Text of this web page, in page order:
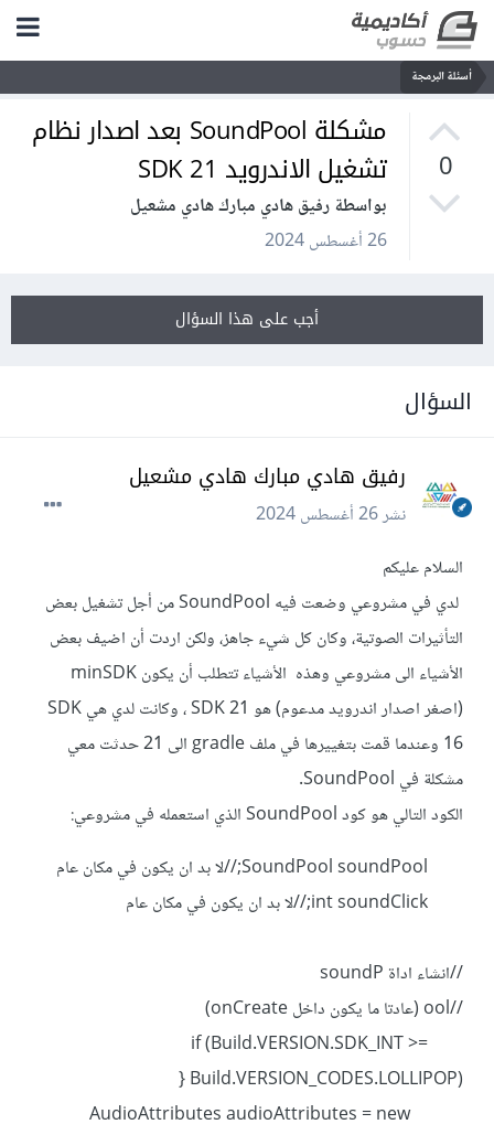
أسئلة البرمجة
0
مشكلة SoundPool بعد اصدار نظام
تشغيل الاندرويد SDK 21
بواسطة رفيق هادي مبارك هادي مشعيل
26 أغسطس 2024
أجب على هذا السؤال
السؤال
رفيق هادي مبارك هادي مشعيل
نشر26 أغسطس 2024
السلام عليكم
لدي في مشروعي وضعت فيه SoundPool من أجل تشغيل بعض
التأثيرات الصوتية، وكان كل شيء جاهز، ولكن اردت أن اضيف بعض
الأشياء الى مشروعي وهذه الأشياء تتطلب أن يكون minSDK
(اصغر اصدار اندرويد مدعوم) هو SDK 21 ، وكانت لدي هي SDK
16 وعندما قمت بتغييرها في ملف gradle الى 21 حدثت معي
مشكلة في SoundPool.
الكود التالي هو كود SoundPool الذي استعمله في مشروعي:
//انشاء اداة soundP
//ool (عادتا ما يكون داخل onCreate)
if (Build.VERSION.SDK_INT >=
Build.VERSION_CODES.LOLLIPOP) {
AudioAttributes audioAttributes = new